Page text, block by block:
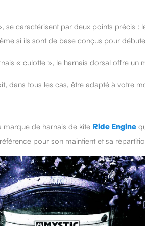
se caractérisent par deux points précis :
si ils sont de base conçus pour
« culotte », le harnais dorsal offre un
dans tous les cas, être adapté à votre
marque de harnais de kite Ride Engine
pour son maintient et sa